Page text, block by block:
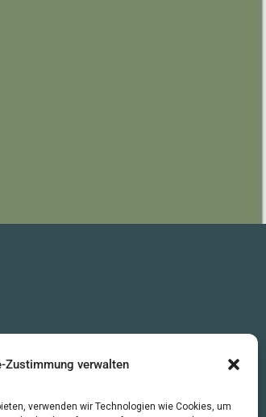
Zustimmung verwalten
verwenden wir Technologien wie Cookies, um